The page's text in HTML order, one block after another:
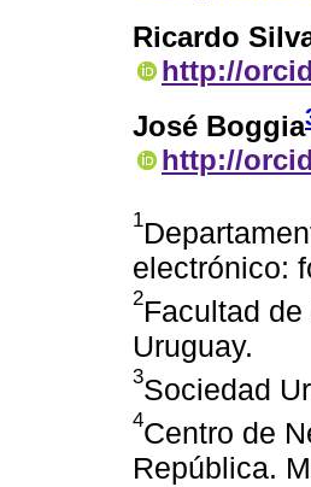
Ricardo
http://
José Boggia
http://
1
electrónico:
2Facultad
Uruguay.
3Sociedad
4Centro de
República.